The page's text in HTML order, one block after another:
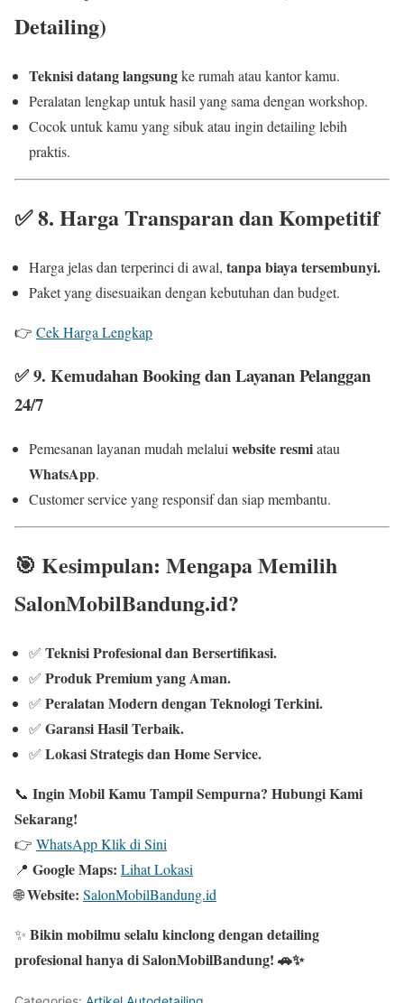
Detailing)
Teknisi datang langsungke rumah atau kantor kamu.
Peralatan lengkap untuk hasil yang sama dengan workshop.
Cocok untuk kamu yang sibuk atau ingin detailing lebih
praktis.
✅8. Harga Transparan dan Kompetitif
Harga jelas dan terperinci di awal, tanpa biaya tersembunyi.
Paket yang disesuaikan dengan kebutuhan dan budget.
👉 Cek Harga Lengkap
✅ 9. Kemudahan Booking dan Layanan Pelanggan
24/7
Pemesanan layanan mudah melalui website resmiatau
WhatsApp.
Customer service yang responsif dan siap membantu.
🎯 Kesimpulan: Mengapa Memilih
SalonMobilBandung.id?
✅ Teknisi Profesional dan Bersertifikasi.
✅ Produk Premium yang Aman.
✅ Peralatan Modern dengan Teknologi Terkini.
✅ Garansi Hasil Terbaik.
✅ Lokasi Strategis dan Home Service.
📞 Ingin Mobil Kamu Tampil Sempurna? Hubungi Kami
Sekarang!
👉 WhatsApp Klik di Sini
📍 Google Maps: Lihat Lokasi
🌐Website: SalonMobilBandung.id
✨ Bikin mobilmu selalu kinclong dengan detailing
profesional hanya di SalonMobilBandung! 🚗✨